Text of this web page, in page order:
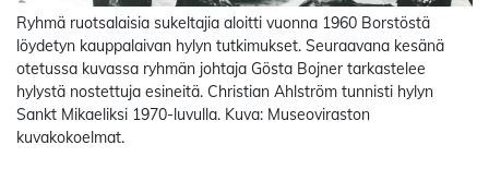
Ryhmä ruotsalaisia sukeltajia aloitti vuonna 1960 Borstöstä
löydetyn kauppalaivan hylyn tutkimukset. Seuraavana kesänä
otetussa kuvassa ryhmän johtaja Gösta Bojner tarkastelee
hylystä nostettuja esineitä. Christian Ahlström tunnisti hylyn
Sankt Mikaeliksi 1970-luvulla. Kuva: Museoviraston
kuvakokoelmat.